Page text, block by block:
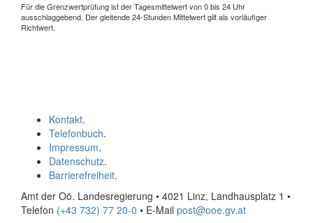
Für die Grenzwertprüfung ist der Tagesmittelwert von 0 bis 24 Uhr
ausschlaggebend. Der gleitende 24-Stunden Mittelwert gilt als vorläufiger
Richtwert.
Kontakt.
Telefonbuch.
Impressum.
Datenschutz.
Barrierefreiheit.
Amt der Oö. Landesregierung • 4021 Linz, Landhausplatz 1 •
Telefon (+43 732) 77 20-0 • E-Mail post@ooe.gv.at